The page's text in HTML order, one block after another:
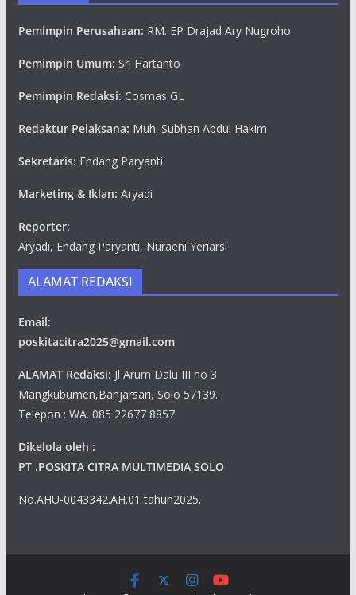
Pemimpin Perusahaan: RM. EP Drajad Ary Nugroho
Pemimpin Umum: Sri Hartanto
Pemimpin Redaksi: Cosmas GL
Redaktur Pelaksana: Muh. Subhan Abdul Hakim
Sekretaris: Endang Paryanti
Marketing & Iklan: Aryadi
Reporter:
Aryadi, Endang Paryanti, Nuraeni Yeriarsi
ALAMAT REDAKSI
Email:
poskitacitra2025@gmail.com
ALAMAT Redaksi: Jl Arum Dalu III no 3
Mangkubumen,Banjarsari, Solo 57139.
Telepon : WA. 085 22677 8857
Dikelola oleh :
PT .POSKITA CITRA MULTIMEDIA SOLO
No.AHU-0043342.AH.01 tahun2025.